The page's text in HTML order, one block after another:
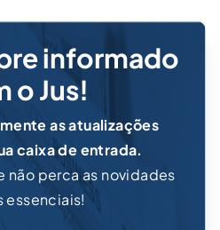
informado
o Jus!
as atualizações
caixa de entrada.
não perca as novidades
essenciais!